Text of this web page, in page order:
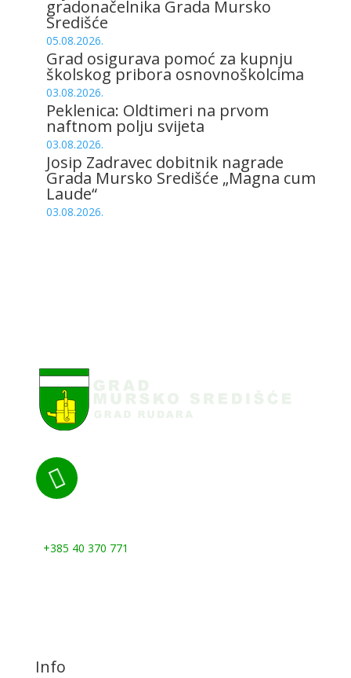
gradonačelnika Grada Mursko
Središće
05.08.2026.
Grad osigurava pomoć za kupnju
školskog pribora osnovnoškolcima
03.08.2026.
Peklenica: Oldtimeri na prvom
naftnom polju svijeta
03.08.2026.
Josip Zadravec dobitnik nagrade
Grada Mursko Središće „Magna cum
Laude“
03.08.2026.

+385 40 370 771
Info